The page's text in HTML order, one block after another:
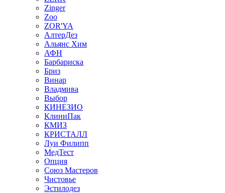
Zinger
Zoo
ZOR'YA
АлтерДез
Альянс Хим
АФН
Барбариска
Бриз
Винар
Владмива
Выбор
КИНЕЗИО
КлиниПак
КМИЗ
КРИСТАЛЛ
Луи Филипп
МедТест
Опция
Союз Мастеров
Чистовье
Эстилодез